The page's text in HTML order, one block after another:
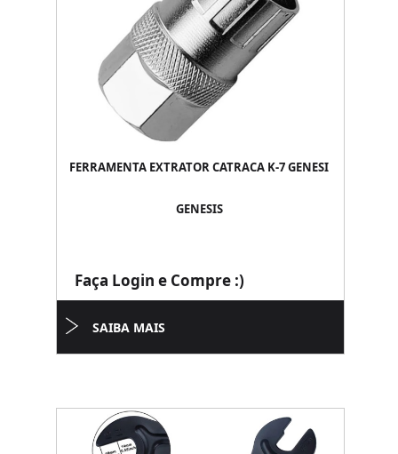
FERRAMENTA EXTRATOR CATRACA K-7 GENESI
GENESIS
Faça Login e Compre :)
SAIBA MAIS